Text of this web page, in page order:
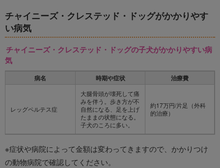
チャイニーズ・クレステッド・ドッグがかかりやす
い病気
チャイニーズ・クレステッド・ドッグの子犬がかかりやすい病
気
病名 時期や症状 治療費
レッグペルテス症
大腿骨頭が壊死して痛
みを伴う。歩き方が不
自然になる、足を上げ
たままの状態になる。
子犬のころに多い。
約17万円/片足（外科
的治療）
※症状や病院によって金額は変わってきますので、かかりつけ
の動物病院で確認してください。